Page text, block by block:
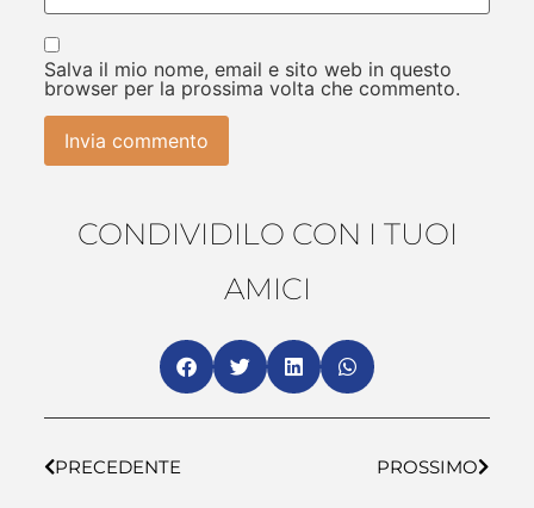
Salva il mio nome, email e sito web in questo
browser per la prossima volta che commento.
CONDIVIDILO CON I TUOI
AMICI
PRECEDENTE PROSSIMO